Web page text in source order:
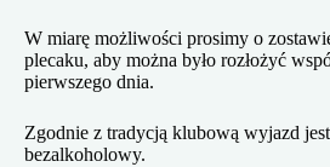
W miarę możliwości prosimy o
plecaku, aby można było rozłożyć
pierwszego dnia.
Zgodnie z tradycją klubową wyjazd jest
bezalkoholowy.